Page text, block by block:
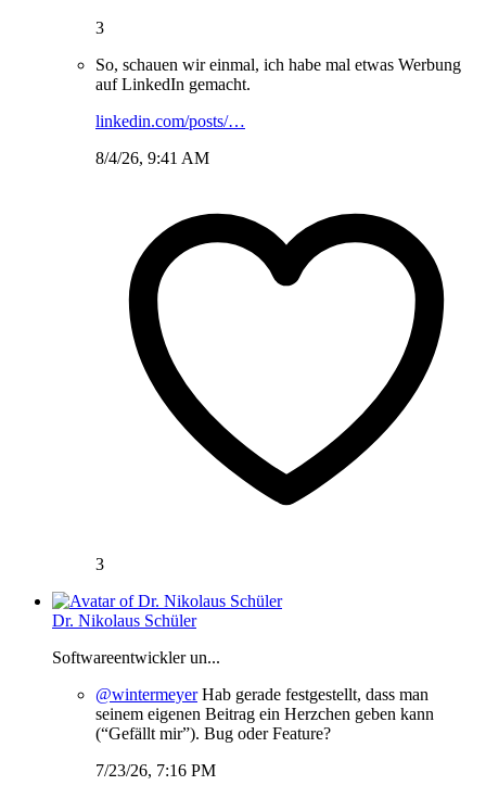
3
So, schauen wir einmal, ich habe mal etwas Werbung
auf LinkedIn gemacht.
linkedin.com/posts/…
8/4/26, 9:41 AM
3
Dr. Nikolaus Schüler
Softwareentwickler un...
@wintermeyerHab gerade festgestellt, dass man
seinem eigenen Beitrag ein Herzchen geben kann
(“Gefällt mir”). Bug oder Feature?
7/23/26, 7:16 PM